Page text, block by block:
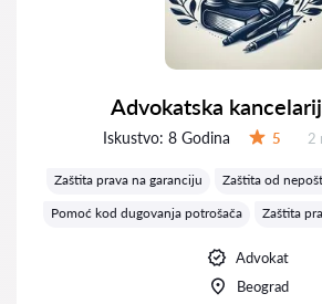
Advokatska
Iskustvo: 8 Godina 5 2
Zaštita prava na garanciju
Zaštita od
Pomoć kod dugovanja potrošača
Zaštita
Advokat
Beograd